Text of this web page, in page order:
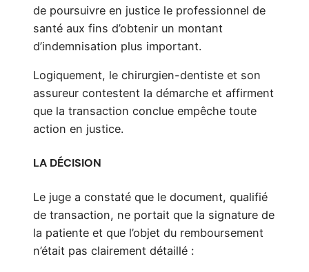
de poursuivre en justice le professionnel de
santé aux fins d’obtenir un montant
d’indemnisation plus important.
Logiquement, le chirurgien-dentiste et son
assureur contestent la démarche et affirment
que la transaction conclue empêche toute
action en justice.
LA DÉCISION
Le juge a constaté que le document, qualifié
de transaction, ne portait que la signature de
la patiente et que l’objet du remboursement
n’était pas clairement détaillé :